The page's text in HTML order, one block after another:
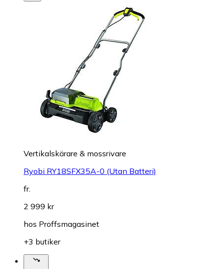
Vertikalskärare & mossrivare
Ryobi RY18SFX35A-0 (Utan Batteri)
fr.
2 999 kr
hos Proffsmagasinet
+3 butiker